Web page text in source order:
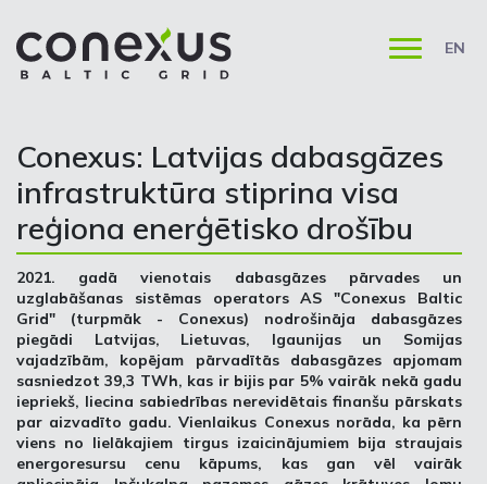
EN
Conexus: Latvijas dabasgāzes
infrastruktūra stiprina visa
reģiona enerģētisko drošību
2021. gadā vienotais dabasgāzes pārvades un
uzglabāšanas sistēmas operators AS "Conexus Baltic
Grid" (turpmāk - Conexus) nodrošināja dabasgāzes
piegādi Latvijas, Lietuvas, Igaunijas un Somijas
vajadzībām, kopējam pārvadītās dabasgāzes apjomam
sasniedzot 39,3 TWh, kas ir bijis par 5% vairāk nekā gadu
iepriekš, liecina sabiedrības nerevidētais finanšu pārskats
par aizvadīto gadu. Vienlaikus Conexus norāda, ka pērn
viens no lielākajiem tirgus izaicinājumiem bija straujais
energoresursu cenu kāpums, kas gan vēl vairāk